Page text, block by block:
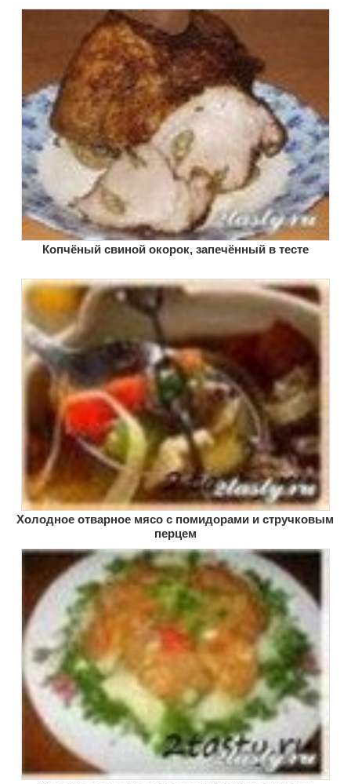
Копчёный свиной окорок, запечённый в тесте
Холодное отварное мясо с помидорами и стручковым
перцем